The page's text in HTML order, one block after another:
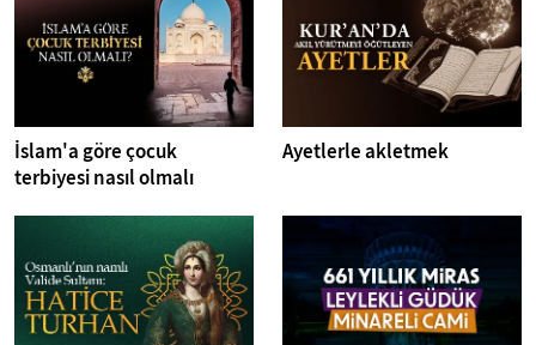
İslam'a göre çocuk
terbiyesi nasıl olmalı
Ayetlerle akletmek